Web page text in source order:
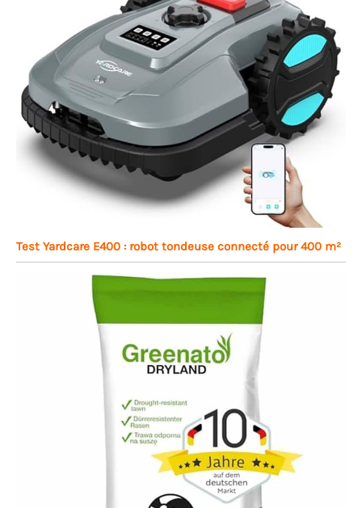
Test Yardcare E400 : robot tondeuse connecté pour 400 m²